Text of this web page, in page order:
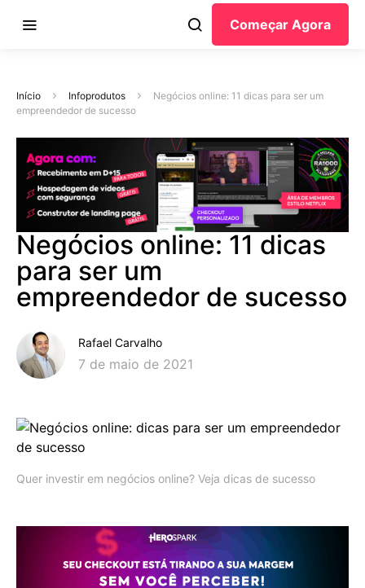
Começar Agora
Início Infoprodutos
Negócios online: 11 dicas para ser um
empreendedor de sucesso
Negócios online: 11 dicas
para ser um
empreendedor de sucesso
Rafael Carvalho
7 de maio de 2021
Quer investir em negócios online? Veja dicas de sucesso